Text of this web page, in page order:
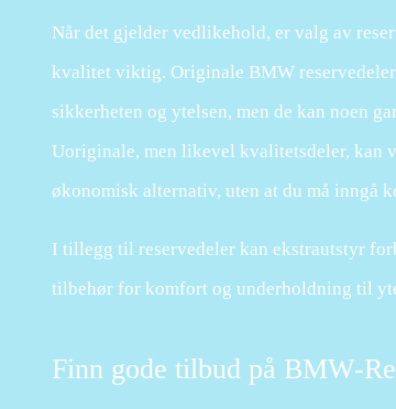
Når det gjelder vedlikehold, er valg av
kvalitet viktig. Originale BMW
sikkerheten og ytelsen, men de kan noen
Uoriginale, men likevel kvalitetsdeler, kan
økonomisk alternativ, uten at du må inngå
I tillegg til reservedeler kan ekstrautstyr
tilbehør for komfort og underholdning til
Finn gode tilbud på BMW-